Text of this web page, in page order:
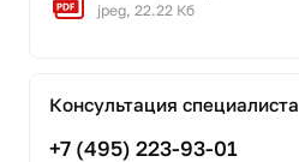
jpeg, 22.22 Кб
Консультация специалиста
+7 (495) 223-93-01